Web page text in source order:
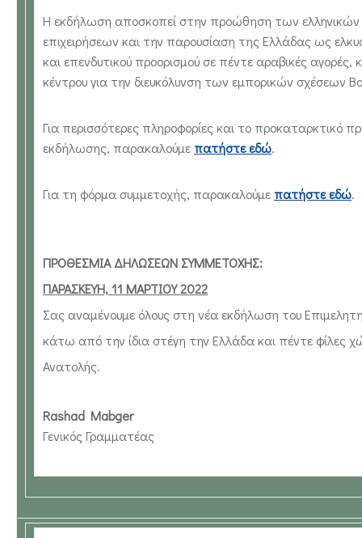
Η εκδήλωση αποσκοπεί στην προώθηση των ελληνικών
επιχειρήσεων και την παρουσίαση της Ελλάδας ως
και επενδυτικού προορισμού σε πέντε αραβικές
κέντρου για την διευκόλυνση των εμπορικών σχέσεων
Για περισσότερες πληροφορίες και το προκαταρκτικό
εκδήλωσης, παρακαλούμε πατήστε εδώ.
Για τη φόρμα συμμετοχής, παρακαλούμε πατήστε εδώ.
ΠΡΟΘΕΣΜΙΑ ΔΗΛΩΣΕΩΝ ΣΥΜΜΕΤΟΧΗΣ:
ΠΑΡΑΣΚΕΥΗ, 11 ΜΑΡΤΙΟΥ 2022
Σας αναμένουμε όλους στη νέα εκδήλωση του
κάτω από την ίδια στέγη την Ελλάδα και πέντε φίλες
Ανατολής.
Rashad Mabger
Γενικός Γραμματέας